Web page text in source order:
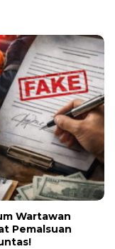
Wartawan
Pemalsuan